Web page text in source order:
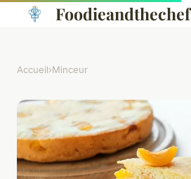
Foodieandthechef
Accueil›Minceur